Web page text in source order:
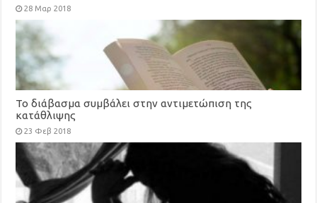
28 Μαρ 2018
Το διάβασμα συμβάλει στην αντιμετώπιση της
κατάθλιψης
23 Φεβ 2018